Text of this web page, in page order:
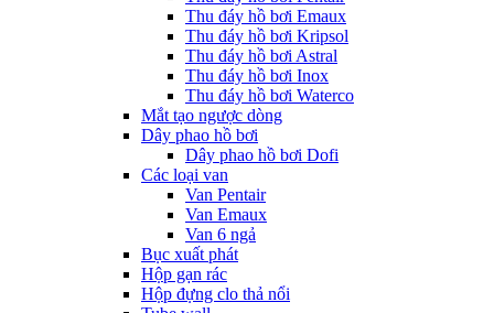
Thu đáy hồ bơi Emaux
Thu đáy hồ bơi Kripsol
Thu đáy hồ bơi Astral
Thu đáy hồ bơi Inox
Thu đáy hồ bơi Waterco
Mắt tạo ngược dòng
Dây phao hồ bơi
Dây phao hồ bơi Dofi
Các loại van
Van Pentair
Van Emaux
Van 6 ngả
Bục xuất phát
Hộp gạn rác
Hộp đựng clo thả nổi